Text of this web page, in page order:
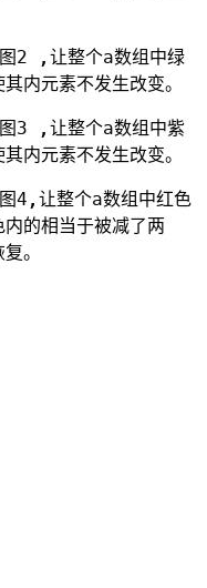
,让整个a数组中绿
内元素不发生改变。
,让整个a数组中紫
内元素不发生改变。
让整个a数组中红色
的相当于被减了两
。